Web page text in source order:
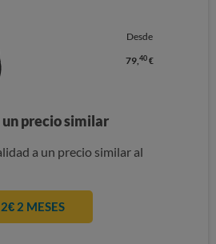
Desde
79,40€
precio similar
a un precio similar al
2€ 2 MESES